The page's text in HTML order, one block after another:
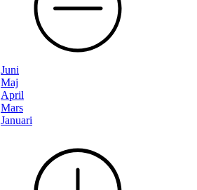
Juni
Maj
April
Mars
Januari